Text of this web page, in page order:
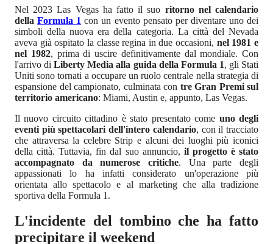
Nel 2023 Las Vegas ha fatto il suo ritorno nel calendario
dellaFormula 1 con un evento pensato per diventare uno dei
simboli della nuova era della categoria. La città del Nevada
aveva già ospitato la classe regina in due occasioni, nel 1981 e
nel 1982, prima di uscire definitivamente dal mondiale. Con
l'arrivo diLiberty Media alla guida della Formula 1, gli Stati
Uniti sono tornati a occupare un ruolo centrale nella strategia di
espansione del campionato, culminata con tre Gran Premi sul
territorio americano: Miami, Austin e, appunto, Las Vegas.
Il nuovo circuito cittadino è stato presentato come uno degli
eventi più spettacolari dell'intero calendario, con il tracciato
che attraversa la celebre Strip e alcuni dei luoghi più iconici
della città. Tuttavia, fin dal suo annuncio, il progetto è stato
accompagnato da numerose critiche. Una parte degli
appassionati lo ha infatti considerato un'operazione più
orientata allo spettacolo e al marketing che alla tradizione
sportiva della Formula 1.
L'incidente del tombino che ha fatto
precipitare il weekend